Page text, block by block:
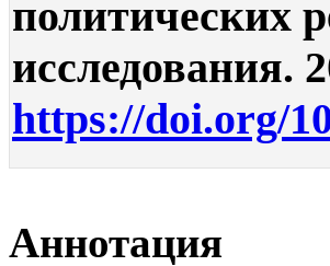
политических
исследования.
https://doi.org/
Аннотация